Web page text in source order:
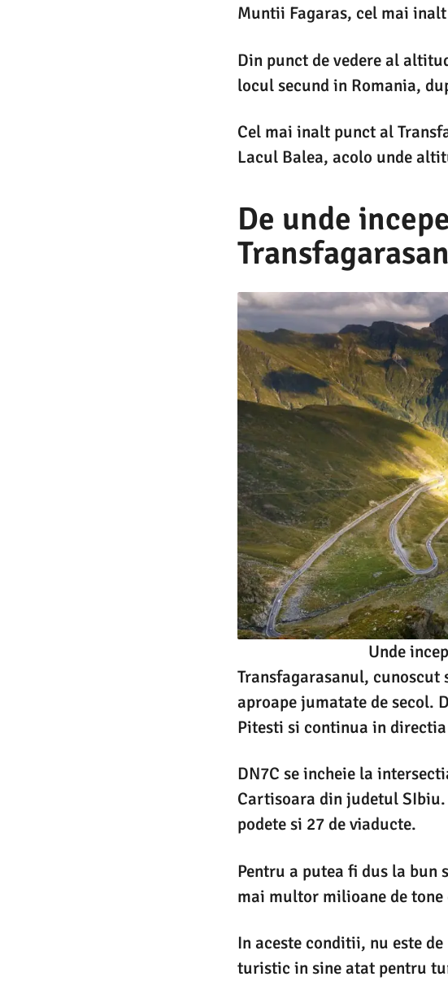
Muntii Fagaras, cel mai
Din punct de vedere al
locul secund in Romania,
Cel mai inalt punct al
Lacul Balea, acolo unde
De unde
Unde
Transfagarasanul, cunoscut
aproape jumatate de secol.
Pitesti si continua in
DN7C se incheie la
Cartisoara din judetul SIbiu.
podete si 27 de viaducte.
Pentru a putea fi dus la
mai multor milioane de tone
In aceste conditii, nu este
turistic in sine atat pentru